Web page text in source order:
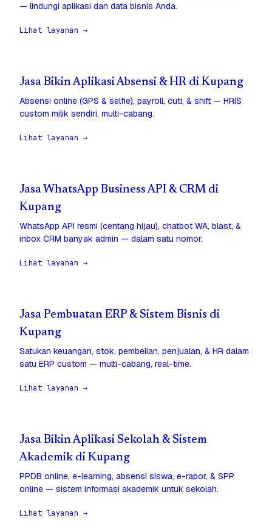
— lindungi aplikasi dan data bisnis Anda.
Lihat layanan →
Jasa Bikin Aplikasi Absensi & HR di Kupang
Absensi online (GPS & selfie), payroll, cuti, & shift — HRIS
custom milik sendiri, multi-cabang.
Lihat layanan →
Jasa WhatsApp Business API & CRM di
Kupang
WhatsApp API resmi (centang hijau), chatbot WA, blast, &
inbox CRM banyak admin — dalam satu nomor.
Lihat layanan →
Jasa Pembuatan ERP & Sistem Bisnis di
Kupang
Satukan keuangan, stok, pembelian, penjualan, & HR dalam
satu ERP custom — multi-cabang, real-time.
Lihat layanan →
Jasa Bikin Aplikasi Sekolah & Sistem
Akademik di Kupang
PPDB online, e-learning, absensi siswa, e-rapor, & SPP
online — sistem informasi akademik untuk sekolah.
Lihat layanan →